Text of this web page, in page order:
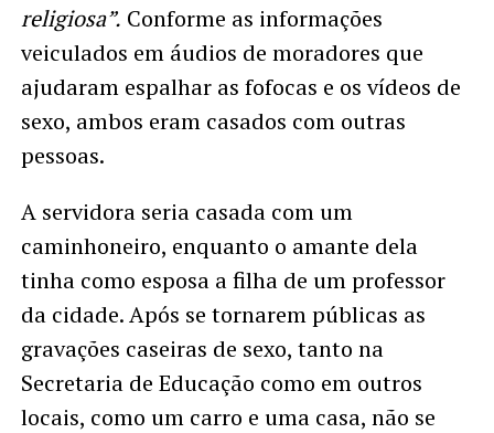
religiosa”. Conforme as informações
veiculados em áudios de moradores que
ajudaram espalhar as fofocas e os vídeos de
sexo, ambos eram casados com outras
pessoas.
A servidora seria casada com um
caminhoneiro, enquanto o amante dela
tinha como esposa a filha de um professor
da cidade. Após se tornarem públicas as
gravações caseiras de sexo, tanto na
Secretaria de Educação como em outros
locais, como um carro e uma casa, não se